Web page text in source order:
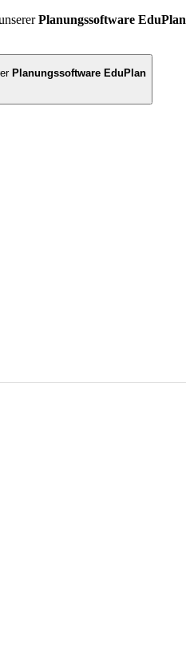
Planungssoftware EduPlan
Planungssoftware EduPlan